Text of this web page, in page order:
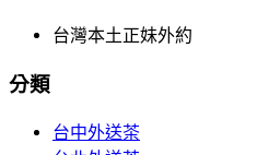
台灣本土正妹外約
分類
台中外送茶